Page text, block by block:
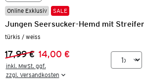
Online Exklusiv SALE
Jungen Seersucker-Hemd mit
türkis / weiss
Vorheriger Preis:
17,99 €
Neuer Preis:
14,00 €
inkl. MwSt. ggf.
zzgl. Versandkosten